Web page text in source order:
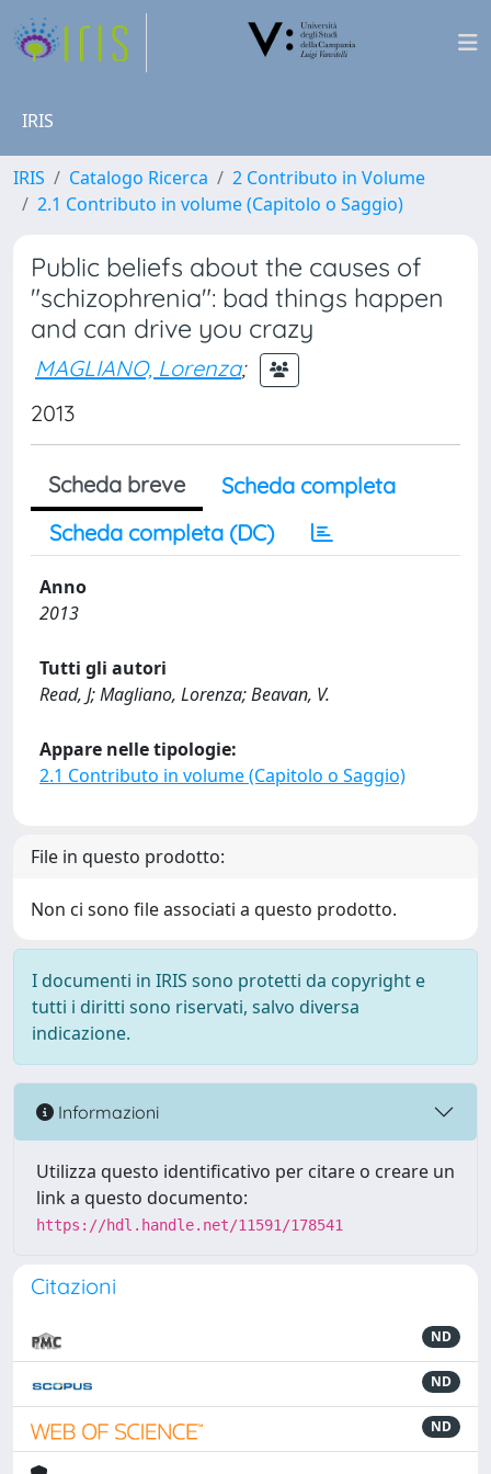
IRIS
IRIS Catalogo Ricerca
2 Contributo in Volume
2.1 Contributo in volume (Capitolo o Saggio)
Public beliefs about the causes of
"schizophrenia": bad things happen
and can drive you crazy
MAGLIANO, Lorenza;
2013
Scheda breve
Scheda completa
Scheda completa (DC)
Anno
2013
Tutti gli autori
Read, J; Magliano, Lorenza; Beavan, V.
Appare nelle tipologie:
2.1 Contributo in volume (Capitolo o Saggio)
File in questo prodotto:
Non ci sono file associati a questo prodotto.
I documenti in IRIS sono protetti da copyright e
tutti i diritti sono riservati, salvo diversa
indicazione.
Informazioni
Utilizza questo identificativo per citare o creare un
link a questo documento:
https://hdl.handle.net/11591/178541
Citazioni
ND
ND
ND